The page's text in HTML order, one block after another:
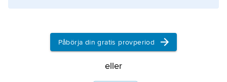
Påbörja din gratis provperiod
eller